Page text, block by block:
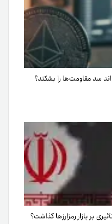
بر بازار رمزارزها گذاشت؟